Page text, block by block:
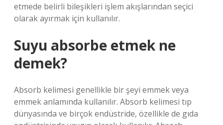
etmede belirli bileşikleri işlem akışlarından seçici
olarak ayırmak için kullanılır.
Suyu absorbe etmek ne
demek?
Absorb kelimesi genellikle bir şeyi emmek veya
emmek anlamında kullanılır. Absorb kelimesi tıp
dünyasında ve birçok endüstride, özellikle de gıda